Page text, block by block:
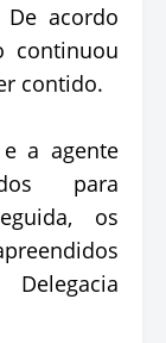
acordo
continuou
contido.
a agente
para
os